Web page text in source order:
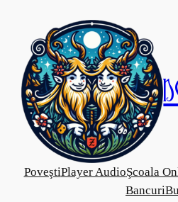
content
PoveştiPlayer AudioŞcoala
Bancuri